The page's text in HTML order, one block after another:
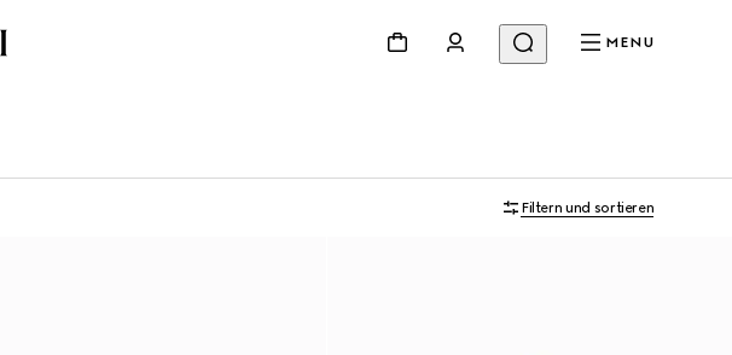
MENU
Filtern und sortieren